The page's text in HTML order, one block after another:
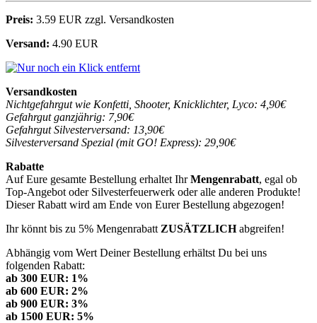
Preis: 3.59 EUR zzgl. Versandkosten
Versand: 4.90 EUR
Versandkosten
Nichtgefahrgut wie Konfetti, Shooter, Knicklichter, Lyco: 4,90€
Gefahrgut ganzjährig: 7,90€
Gefahrgut Silvesterversand: 13,90€
Silvesterversand Spezial (mit GO! Express): 29,90€
Rabatte
Auf Eure gesamte Bestellung erhaltet IhrMengenrabatt, egal ob
Top-Angebot oder Silvesterfeuerwerk oder alle anderen Produkte!
Dieser Rabatt wird am Ende von Eurer Bestellung abgezogen!
Ihr könnt bis zu 5% Mengenrabatt ZUSÄTZLICHabgreifen!
Abhängig vom Wert Deiner Bestellung erhältst Du bei uns
folgenden Rabatt:
ab 300 EUR: 1%
ab 600 EUR: 2%
ab 900 EUR: 3%
ab 1500 EUR: 5%